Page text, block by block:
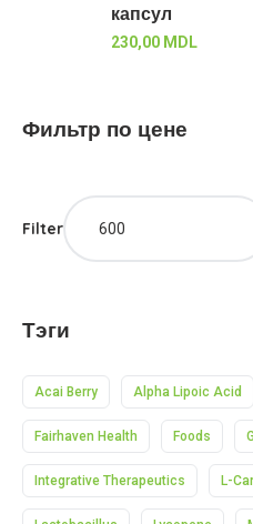
капсул
230,00 MDL
Фильтр по цене
Filter
Тэги
Acai Berry Alpha Lipoic Acid
Fairhaven Health Foods
Integrative Therapeutics L-